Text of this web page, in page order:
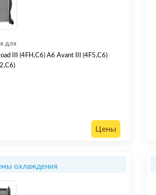
для
III (4FH,C6) A6 Avant III (4F5,C6)
Цены
охлаждения